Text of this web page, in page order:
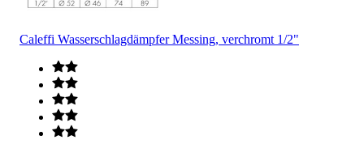
Caleffi Wasserschlagdämpfer Messing, verchromt 1/2"